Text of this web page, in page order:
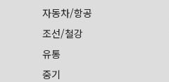
자동차/항공
조선/철강
유통
중기